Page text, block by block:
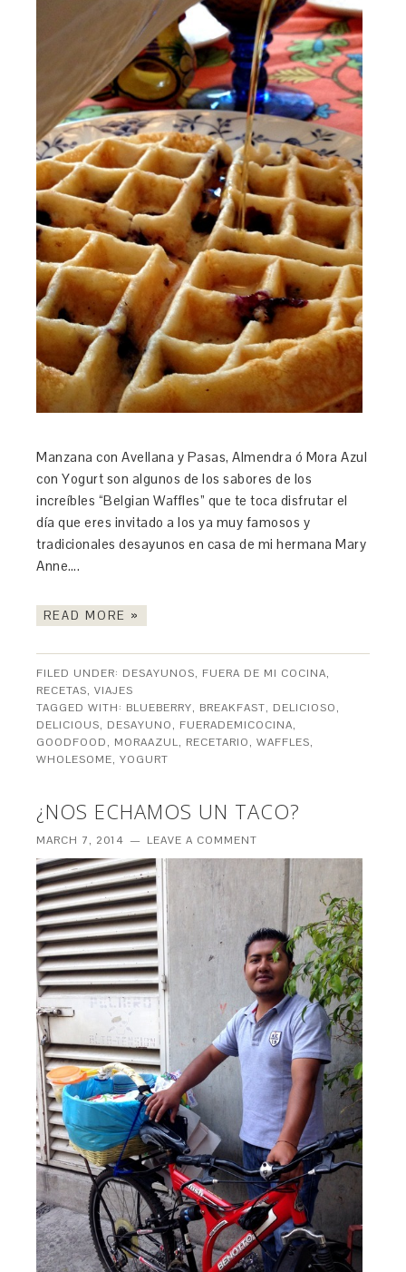
Manzana con Avellana y Pasas, Almendra ó Mora Azul
con Yogurt son algunos de los sabores de los
increíbles “Belgian Waffles” que te toca disfrutar el
día que eres invitado a los ya muy famosos y
tradicionales desayunos en casa de mi hermana Mary
Anne….
READ MORE »
FILED UNDER: DESAYUNOS, FUERA DE MI COCINA,
RECETAS,VIAJES
TAGGED WITH: BLUEBERRY, BREAKFAST, DELICIOSO,
DELICIOUS, DESAYUNO, FUERADEMICOCINA,
GOODFOOD, MORAAZUL, RECETARIO,WAFFLES,
WHOLESOME,YOGURT
¿NOS ECHAMOS UN TACO?
MARCH 7, 2014 LEAVE A COMMENT